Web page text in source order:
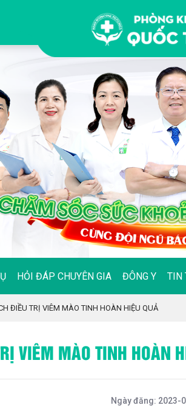
HỎI ĐÁP CHUYÊN GIA ĐÔNG Y TIN
ĐIỀU TRỊ VIÊM MÀO TINH HOÀN HIỆU QUẢ
VIÊM MÀO TINH HOÀN
Ngày đăng: 2023-